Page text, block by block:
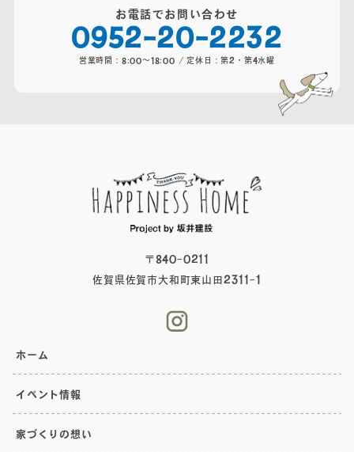
お電話でお問い合わせ
0952-20-2232
営業時間：8:00～18:00 / 定休日：第2・第4水曜
〒840-0211
佐賀県佐賀市大和町東山田2311-1
ホーム
イベント情報
家づくりの想い